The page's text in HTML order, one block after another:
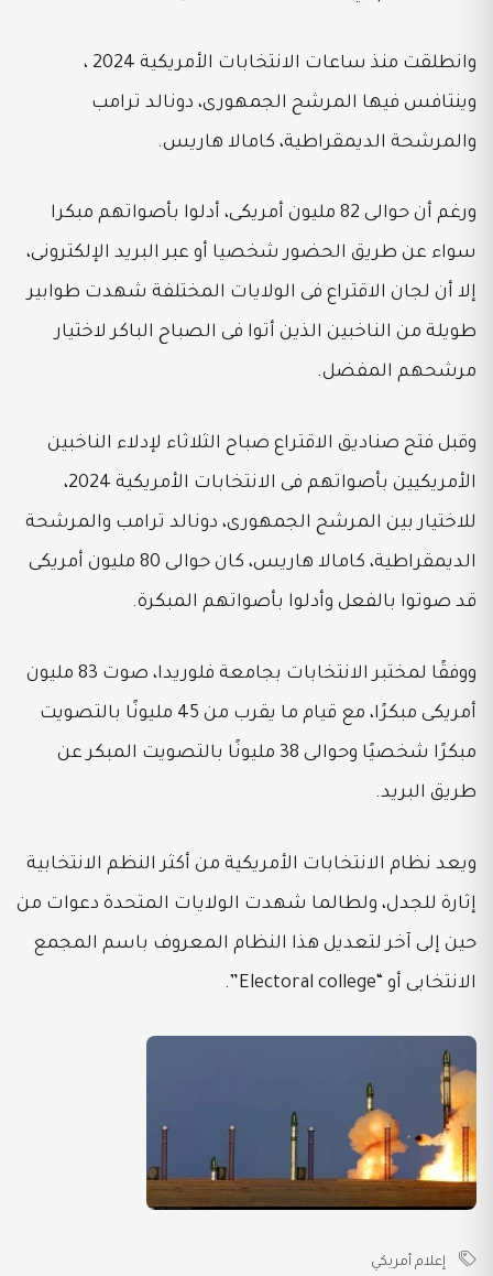
وانطلقت منذ ساعات الانتخابات الأمريكية 2024 ،
وينتافس فيها المرشح الجمهورى، دونالد ترامب
والمرشحة الديمقراطية، كامالا هاريس.
ورغم أن حوالى 82 مليون أمريكى، أدلوا بأصواتهم مبكرا
سواء عن طريق الحضور شخصيا أو عبر البريد الإلكترونى،
إلا أن لجان الاقتراع فى الولايات المختلفة شهدت طوابير
طويلة من الناخبين الذين أتوا فى الصباح الباكر لاختيار
مرشحهم المفضل.
وقبل فتح صناديق الاقتراع صباح الثلاثاء لإدلاء الناخبين
الأمريكيين بأصواتهم فى الانتخابات الأمريكية 2024،
للاختيار بين المرشح الجمهورى، دونالد ترامب والمرشحة
الديمقراطية، كامالا هاريس، كان حوالى 80 مليون أمريكى
قد صوتوا بالفعل وأدلوا بأصواتهم المبكرة.
ووفقًا لمختبر الانتخابات بجامعة فلوريدا، صوت 83 مليون
أمريكى مبكرًا، مع قيام ما يقرب من 45 مليونًا بالتصويت
مبكرًا شخصيًا وحوالى 38 مليونًا بالتصويت المبكر عن
طريق البريد.
ويعد نظام الانتخابات الأمريكية من أكثر النظم الانتخابية
إثارة للجدل، ولطالما شهدت الولايات المتحدة دعوات من
حين إلى آخر لتعديل هذا النظام المعروف باسم المجمع
الانتخابى أو “Electoral college”.
إعلام أمريكي